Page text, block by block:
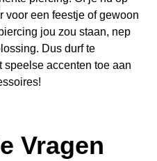
voor een feestje of gewoon
jou zou staan, nep
Dus durf te
accenten toe aan
Vragen